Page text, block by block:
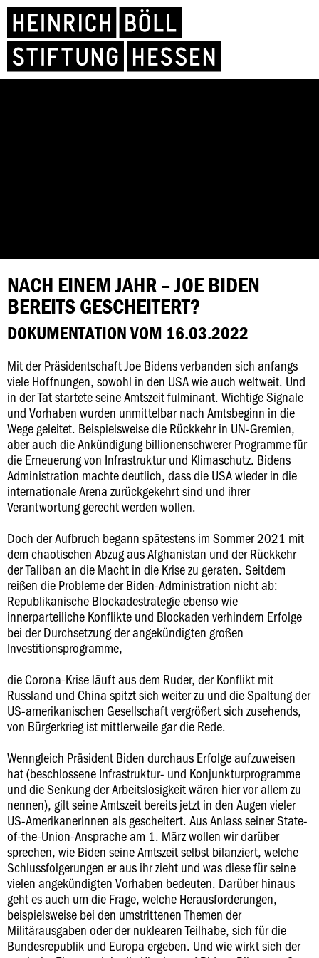
NACH EINEM JAHR – JOE BIDEN
BEREITS GESCHEITERT?
DOKUMENTATION VOM 16.03.2022
Mit der Präsidentschaft Joe Bidens verbanden sich anfangs
viele Hoffnungen, sowohl in den USA wie auch weltweit. Und
in der Tat startete seine Amtszeit fulminant. Wichtige Signale
und Vorhaben wurden unmittelbar nach Amtsbeginn in die
Wege geleitet. Beispielsweise die Rückkehr in UN-Gremien,
aber auch die Ankündigung billionenschwerer Programme für
die Erneuerung von Infrastruktur und Klimaschutz. Bidens
Administration machte deutlich, dass die USA wieder in die
internationale Arena zurückgekehrt sind und ihrer
Verantwortung gerecht werden wollen.
Doch der Aufbruch begann spätestens im Sommer 2021 mit
dem chaotischen Abzug aus Afghanistan und der Rückkehr
der Taliban an die Macht in die Krise zu geraten. Seitdem
reißen die Probleme der Biden-Administration nicht ab:
Republikanische Blockadestrategie ebenso wie
innerparteiliche Konflikte und Blockaden verhindern Erfolge
bei der Durchsetzung der angekündigten großen
Investitionsprogramme,
die Corona-Krise läuft aus dem Ruder, der Konflikt mit
Russland und China spitzt sich weiter zu und die Spaltung der
US-amerikanischen Gesellschaft vergrößert sich zusehends,
von Bürgerkrieg ist mittlerweile gar die Rede.
Wenngleich Präsident Biden durchaus Erfolge aufzuweisen
hat (beschlossene Infrastruktur- und Konjunkturprogramme
und die Senkung der Arbeitslosigkeit wären hier vor allem zu
nennen), gilt seine Amtszeit bereits jetzt in den Augen vieler
US-AmerikanerInnen als gescheitert. Aus Anlass seiner State-
of-the-Union-Ansprache am 1. März wollen wir darüber
sprechen, wie Biden seine Amtszeit selbst bilanziert, welche
Schlussfolgerungen er aus ihr zieht und was diese für seine
vielen angekündigten Vorhaben bedeuten. Darüber hinaus
geht es auch um die Frage, welche Herausforderungen,
beispielsweise bei den umstrittenen Themen der
Militärausgaben oder der nuklearen Teilhabe, sich für die
Bundesrepublik und Europa ergeben. Und wie wirkt sich der